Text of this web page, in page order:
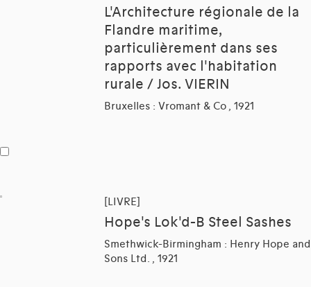
L'Architecture régionale de la
Flandre maritime,
particulièrement dans ses
rapports avec l'habitation
rurale / Jos. VIERIN
Bruxelles : Vromant & Co , 1921
[LIVRE]
Hope's Lok'd-B Steel Sashes
Smethwick-Birmingham : Henry Hope and
Sons Ltd. , 1921